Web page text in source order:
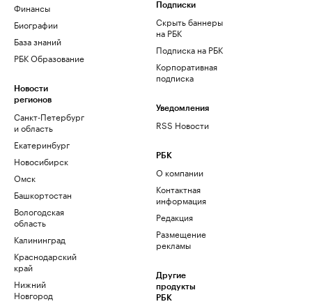
Финансы
Биографии
База знаний
РБК Образование
Новости
регионов
Санкт-Петербург
и область
Екатеринбург
Новосибирск
Омск
Башкортостан
Вологодская
область
Калининград
Краснодарский
край
Нижний
Новгород
Подписки
Скрыть баннеры
на РБК
Подписка на РБК
Корпоративная
подписка
Уведомления
RSS Новости
РБК
О компании
Контактная
информация
Редакция
Размещение
рекламы
Другие
продукты
РБК